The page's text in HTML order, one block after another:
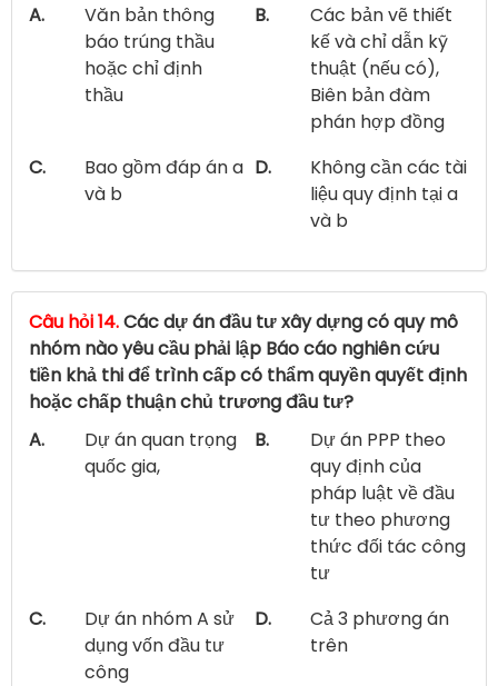
A.
Văn bản thông
báo trúng thầu
hoặc chỉ định
thầu
B.
Các bản vẽ thiết
kế và chỉ dẫn kỹ
thuật (nếu có),
Biên bản đàm
phán hợp đồng
C.
Bao gồm đáp án a
và b
D.
Không cần các tài
liệu quy định tại a
và b
Câu hỏi 14.Các dự án đầu tư xây dựng có quy mô
nhóm nào yêu cầu phải lập Báo cáo nghiên cứu
tiền khả thi để trình cấp có thẩm quyền quyết định
hoặc chấp thuận chủ trương đầu tư?
A.
Dự án quan trọng
quốc gia,
B.
Dự án PPP theo
quy định của
pháp luật về đầu
tư theo phương
thức đối tác công
tư
C.
Dự án nhóm A sử
dụng vốn đầu tư
công
D.
Cả 3 phương án
trên